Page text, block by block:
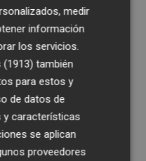
En todo
tímido"
en 2024 tendrá
si se
trimestres.
que el
la inflación
medir
información
los servicios.
(1913) también
para estos y
de datos de
y características
se aplican
proveedores